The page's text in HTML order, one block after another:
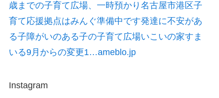
歳までの子育て広場、一時預かり名古屋市港区子
育て応援拠点はみんぐ準備中です発達に不安があ
る子障がいのある子の子育て広場いこいの家すま
いる9月からの変更1…ameblo.jp
Instagram